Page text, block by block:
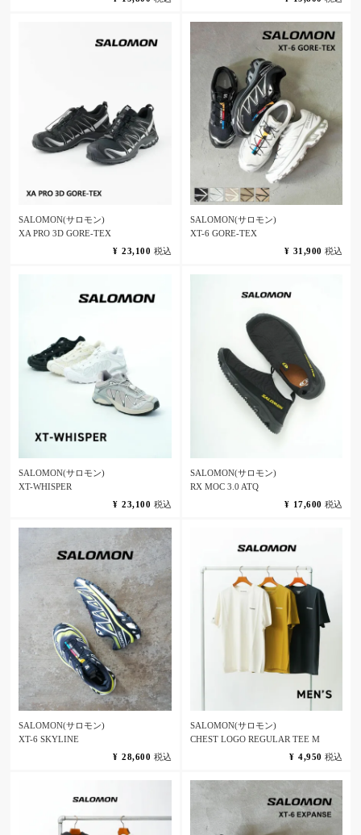
SALOMON(サロモン)
XA PRO 3D GORE-TEX
¥ 23,100 税込
SALOMON(サロモン)
XT-6 GORE-TEX
¥ 31,900 税込
SALOMON(サロモン)
XT-WHISPER
¥ 23,100 税込
SALOMON(サロモン)
RX MOC 3.0 ATQ
¥ 17,600 税込
SALOMON(サロモン)
XT-6 SKYLINE
¥ 28,600 税込
SALOMON(サロモン)
CHEST LOGO REGULAR TEE M
¥ 4,950 税込